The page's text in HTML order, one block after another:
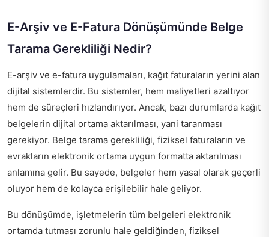
E-Arşiv ve E-Fatura Dönüşümünde Belge
Tarama Gerekliliği Nedir?
E-arşiv ve e-fatura uygulamaları, kağıt faturaların yerini alan
dijital sistemlerdir. Bu sistemler, hem maliyetleri azaltıyor
hem de süreçleri hızlandırıyor. Ancak, bazı durumlarda kağıt
belgelerin dijital ortama aktarılması, yani taranması
gerekiyor. Belge tarama gerekliliği, fiziksel faturaların ve
evrakların elektronik ortama uygun formatta aktarılması
anlamına gelir. Bu sayede, belgeler hem yasal olarak geçerli
oluyor hem de kolayca erişilebilir hale geliyor.
Bu dönüşümde, işletmelerin tüm belgeleri elektronik
ortamda tutması zorunlu hale geldiğinden, fiziksel